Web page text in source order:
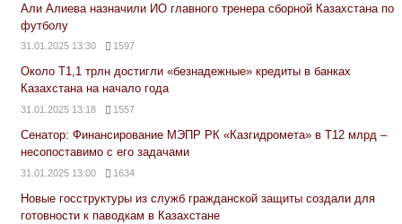
Али Алиева назначили ИО главного тренера сборной Казахстана по
футболу
31.01.2025 13:30 1597
Около Т1,1 трлн достигли «безнадежные» кредиты в банках
Казахстана на начало года
31.01.2025 13:18 1557
Сенатор: Финансирование МЭПР РК «Казгидромета» в Т12 млрд –
несопоставимо с его задачами
31.01.2025 13:00 1634
Новые госструктуры из служб гражданской защиты создали для
готовности к паводкам в Казахстане